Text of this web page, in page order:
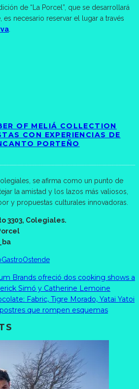
de “La Porcel”, que se desarrollará
es necesario reservar el lugar a través
OF MELIÁ COLLECTION
CON EXPERIENCIAS DE
PORTEÑO
se afirma como un punto de
la amistad y los lazos más valiosos,
y propuestas culturales innovadoras.
3303, Colegiales.
GastroOstende
Brands ofreció dos cooking shows a
Simó y Catherine Lemoine
Fabric, Tigre Morado, Yatai Yatoi
que rompen esquemas